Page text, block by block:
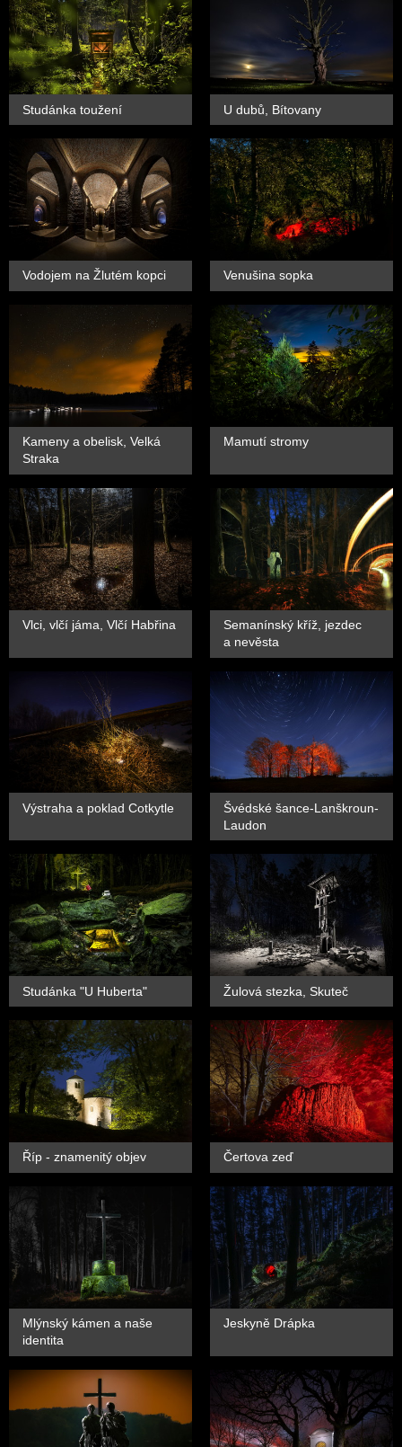
Studánka toužení U dubů, Bítovany
Vodojem na Žlutém kopci Venušina sopka
Kameny a obelisk, Velká
Straka
Mamutí stromy
Vlci, vlčí jáma, Vlčí Habřina
Semanínský kříž, jezdec
a nevěsta
Výstraha a poklad Cotkytle
Švédské šance-Lanškroun-
Laudon
Studánka "U Huberta" Žulová stezka, Skuteč
Říp - znamenitý objev Čertova zeď
Mlýnský kámen a naše
identita
Jeskyně Drápka